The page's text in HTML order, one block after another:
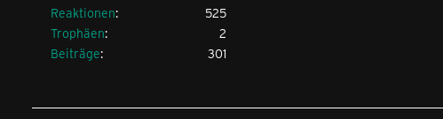
Reaktionen
525
Trophäen
2
Beiträge
301